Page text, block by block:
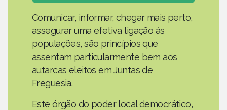
Comunicar, informar, chegar mais perto,
assegurar uma efetiva ligação às
populações, são princípios que
assentam particularmente bem aos
autarcas eleitos em Juntas de
Freguesia.
Este órgão do poder local democrático,